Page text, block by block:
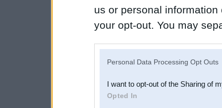
us or personal
your opt-out. You may
Downstream Participants
third parties.
Personal Data Processing Opt Outs
I want to opt-out of the Sharing of
Opted In